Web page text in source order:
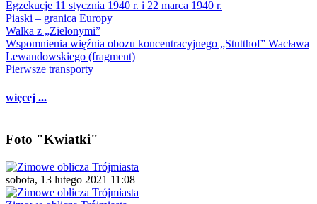
Egzekucje 11 stycznia 1940 r. i 22 marca 1940 r.
Piaski – granica Europy
Walka z „Zielonymi”
Wspomnienia więźnia obozu koncentracyjnego „Stutthof” Wacława
Lewandowskiego (fragment)
Pierwsze transporty
więcej ...
Foto "Kwiatki"
sobota, 13 lutego 2021 11:08